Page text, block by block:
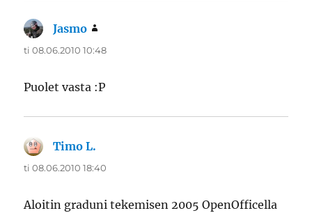
Jasmo
ti 08.06.2010 10:48
Puolet vasta :P
Timo L.
ti 08.06.2010 18:40
Aloitin graduni tekemisen 2005 OpenOfficella